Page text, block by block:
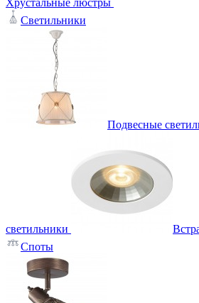
Светильники
Подвесные
светильники
Споты